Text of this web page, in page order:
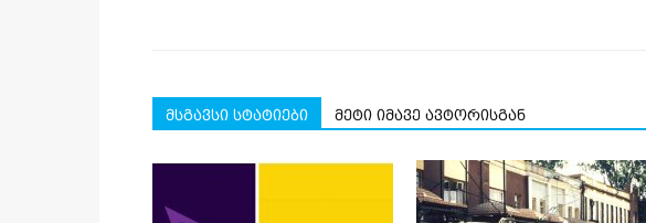
მსგავსი სტატიები მეტი იმავე ავტორისგან